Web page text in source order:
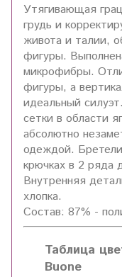
Утягивающая
грудь и
живота и талии,
фигуры.
микрофибры.
фигуры, а
идеальный
сетки в области
абсолютно
одеждой.
крючках в 2 ряда
Внутренняя
хлопка.
Состав: 87% -
Таблица
Buone